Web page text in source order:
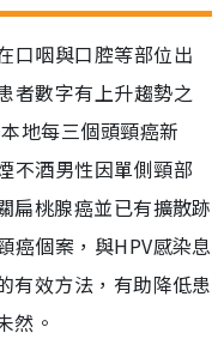
口咽與口腔等部位出
者數字有上升趨勢之
地每三個頭頸癌新
不酒男性因單側頸部
扁桃腺癌並已有擴散跡
癌個案，與HPV感染息
有效方法，有助降低患
然。